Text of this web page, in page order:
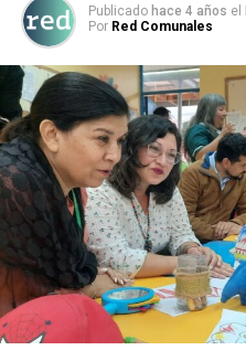
Publicado hace 4 años el
Por Red Comunales